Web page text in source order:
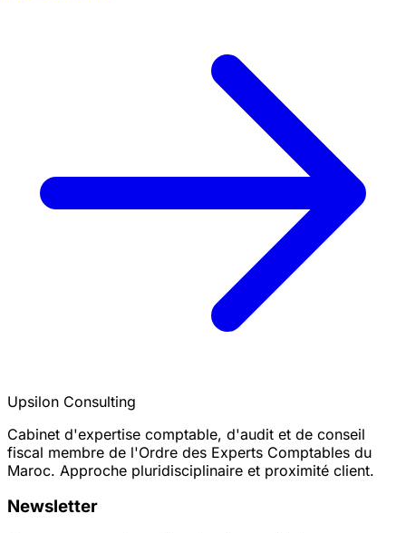
Upsilon Consulting
Cabinet d'expertise comptable, d'audit et de conseil
fiscal membre de l'Ordre des Experts Comptables du
Maroc. Approche pluridisciplinaire et proximité client.
Newsletter